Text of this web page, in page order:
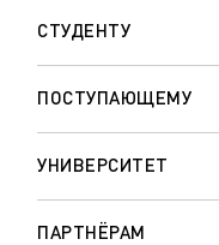
СТУДЕНТУ
ПОСТУПАЮЩЕМУ
УНИВЕРСИТЕТ
ПАРТНЁРАМ